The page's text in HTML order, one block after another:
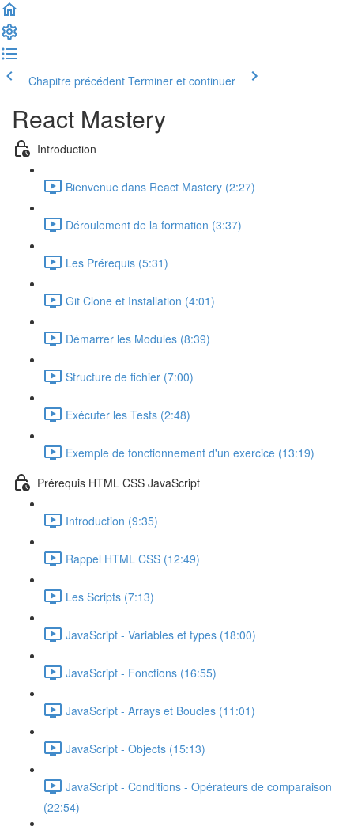
Chapitre précédent Terminer et continuer
React Mastery
Introduction
Bienvenue dans React Mastery (2:27)
Déroulement de la formation (3:37)
Les Prérequis (5:31)
Git Clone et Installation (4:01)
Démarrer les Modules (8:39)
Structure de fichier (7:00)
Exécuter les Tests (2:48)
Exemple de fonctionnement d'un exercice (13:19)
Prérequis HTML CSS JavaScript
Introduction (9:35)
Rappel HTML CSS (12:49)
Les Scripts (7:13)
JavaScript - Variables et types (18:00)
JavaScript - Fonctions (16:55)
JavaScript - Arrays et Boucles (11:01)
JavaScript - Objects (15:13)
JavaScript - Conditions - Opérateurs de comparaison
(22:54)